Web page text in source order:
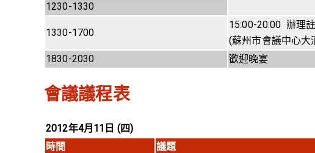
1230-1330
1330-1700
15:00-20:00 辦理
(蘇州市會議中心大
1830-2030
歡迎晚宴
會議議程表
2012年4月 11 日 (四)
時間
議題